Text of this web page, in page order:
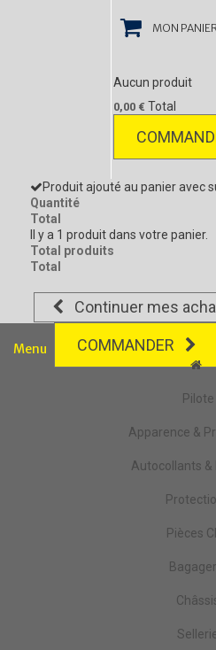
MON
Aucun produit
0,00 € Total
Produit ajouté au panier avec
Quantité
Total
Il y a 1 produit dans votre panier.
Total produits
Total
Continuer mes
COMMANDER
Menu
Pilote
Apparence &
Autocollants &
Pièces